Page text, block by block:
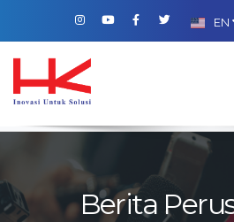
EN
Berita